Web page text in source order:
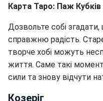
Карта Таро: Паж Кубків
Дозвольте собі
справжню радість.
творче хобі можуть
життя. Саме такі
сили та знову відчути
Козеріг